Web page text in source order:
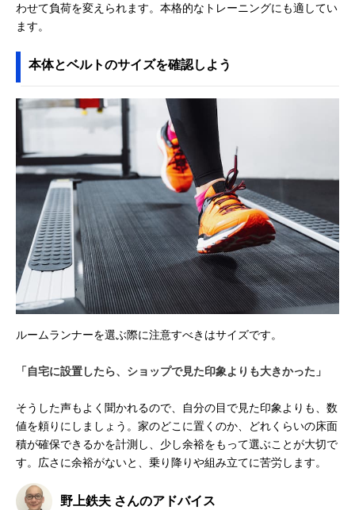
わせて負荷を変えられます。本格的なトレーニングにも適してい
ます。
本体とベルトのサイズを確認しよう
ルームランナーを選ぶ際に注意すべきはサイズです。
「自宅に設置したら、ショップで見た印象よりも大きかった」
そうした声もよく聞かれるので、自分の目で見た印象よりも、数
値を頼りにしましょう。家のどこに置くのか、どれくらいの床面
積が確保できるかを計測し、少し余裕をもって選ぶことが大切で
す。広さに余裕がないと、乗り降りや組み立てに苦労します。
野上鉄夫 さんのアドバイス